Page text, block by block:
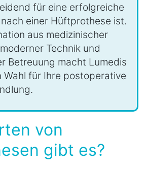
für eine erfolgreiche
einer Hüftprothese ist.
aus medizinischer
Technik und
Betreuung macht Lumedis
Wahl für Ihre postoperative
von
gibt es?